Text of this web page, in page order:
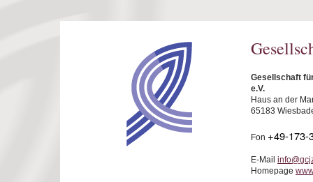
Gesellschaft
e.V.
Haus an der
65183
Fon +49-173-
E-Mail
Homepage